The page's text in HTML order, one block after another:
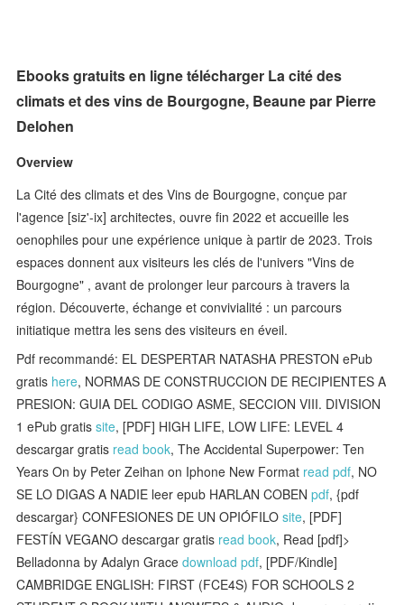
Ebooks gratuits en ligne télécharger La cité des
climats et des vins de Bourgogne, Beaune par Pierre
Delohen
Overview
La Cité des climats et des Vins de Bourgogne, conçue par
l'agence [siz'-ix] architectes, ouvre fin 2022 et accueille les
oenophiles pour une expérience unique à partir de 2023. Trois
espaces donnent aux visiteurs les clés de l'univers "Vins de
Bourgogne" , avant de prolonger leur parcours à travers la
région. Découverte, échange et convivialité : un parcours
initiatique mettra les sens des visiteurs en éveil.
Pdf recommandé: EL DESPERTAR NATASHA PRESTON ePub
gratis here, NORMAS DE CONSTRUCCION DE RECIPIENTES A
PRESION: GUIA DEL CODIGO ASME, SECCION VIII. DIVISION
1 ePub gratissite, [PDF] HIGH LIFE, LOW LIFE: LEVEL 4
descargar gratis read book, The Accidental Superpower: Ten
Years On by Peter Zeihan on Iphone New Format read pdf, NO
SE LO DIGAS A NADIE leer epub HARLAN COBENpdf, {pdf
descargar} CONFESIONES DE UN OPIÓFILOsite, [PDF]
FESTÍN VEGANO descargar gratis read book, Read [pdf]>
Belladonna by Adalyn Gracedownload pdf, [PDF/Kindle]
CAMBRIDGE ENGLISH: FIRST (FCE4S) FOR SCHOOLS 2